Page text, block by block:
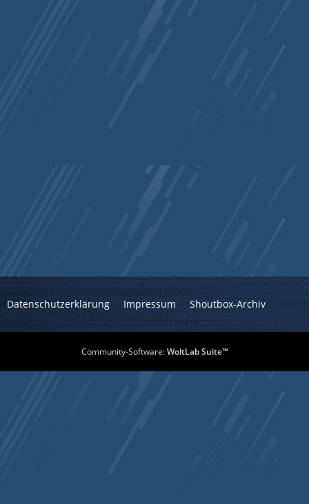
Datenschutzerklärung Impressum Shoutbox-Archiv
Community-Software:WoltLab Suite™